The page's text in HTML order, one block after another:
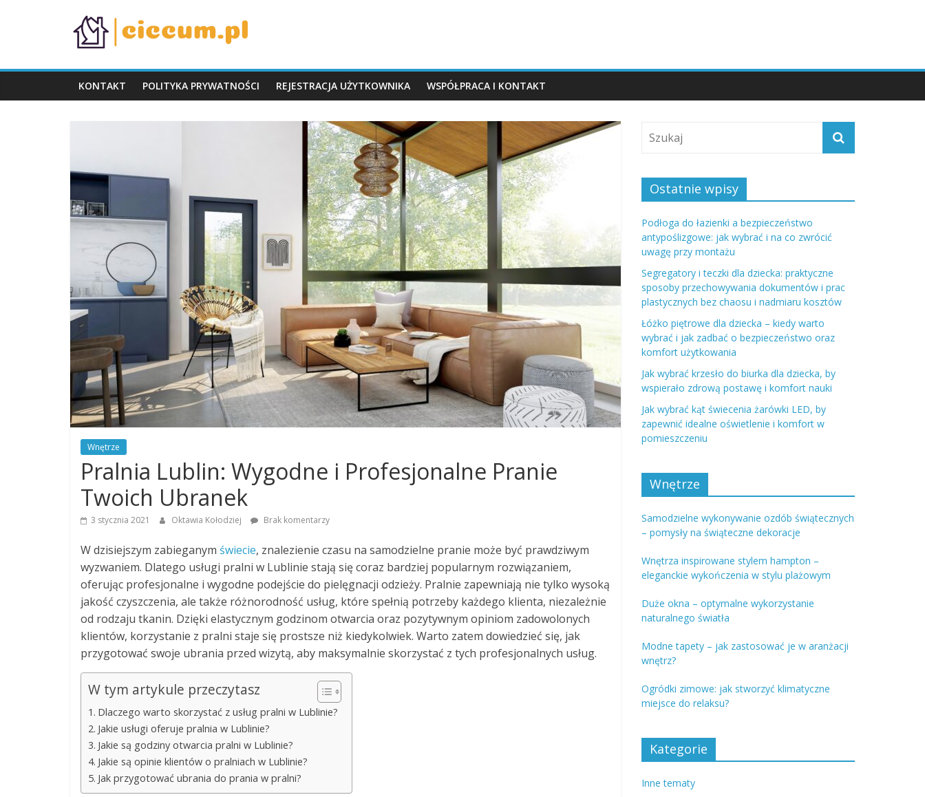
ciccum.pl
KONTAKT POLITYKA PRYWATNOŚCI REJESTRACJA UŻYTKOWNIKA WSPÓŁPRACA I KONTAKT
Wnętrze
Pralnia Lublin: Wygodne i Profesjonalne Pranie
Twoich Ubranek
3 stycznia 2021 Oktawia Kołodziej Brak komentarzy
W dzisiejszym zabieganym świecie, znalezienie czasu na samodzielne pranie może być prawdziwym
wyzwaniem. Dlatego usługi pralni w Lublinie stają się coraz bardziej popularnym rozwiązaniem,
oferując profesjonalne i wygodne podejście do pielęgnacji odzieży. Pralnie zapewniają nie tylko wysoką
jakość czyszczenia, ale także różnorodność usług, które spełnią potrzeby każdego klienta, niezależnie
od rodzaju tkanin. Dzięki elastycznym godzinom otwarcia oraz pozytywnym opiniom zadowolonych
klientów, korzystanie z pralni staje się prostsze niż kiedykolwiek. Warto zatem dowiedzieć się, jak
przygotować swoje ubrania przed wizytą, aby maksymalnie skorzystać z tych profesjonalnych usług.
W tym artykule przeczytasz
Dlaczego warto skorzystać z usług pralni w Lublinie?
Jakie usługi oferuje pralnia w Lublinie?
Jakie są godziny otwarcia pralni w Lublinie?
Jakie są opinie klientów o pralniach w Lublinie?
Jak przygotować ubrania do prania w pralni?
Ostatnie wpisy
Podłoga do łazienki a bezpieczeństwo
antypoślizgowe: jak wybrać i na co zwrócić
uwagę przy montażu
Segregatory i teczki dla dziecka: praktyczne
sposoby przechowywania dokumentów i prac
plastycznych bez chaosu i nadmiaru kosztów
Łóżko piętrowe dla dziecka – kiedy warto
wybrać i jak zadbać o bezpieczeństwo oraz
komfort użytkowania
Jak wybrać krzesło do biurka dla dziecka, by
wspierało zdrową postawę i komfort nauki
Jak wybrać kąt świecenia żarówki LED, by
zapewnić idealne oświetlenie i komfort w
pomieszczeniu
Wnętrze
Samodzielne wykonywanie ozdób świątecznych
– pomysły na świąteczne dekoracje
Wnętrza inspirowane stylem hampton –
eleganckie wykończenia w stylu plażowym
Duże okna – optymalne wykorzystanie
naturalnego światła
Modne tapety – jak zastosować je w aranżacji
wnętrz?
Ogródki zimowe: jak stworzyć klimatyczne
miejsce do relaksu?
Kategorie
Inne tematy